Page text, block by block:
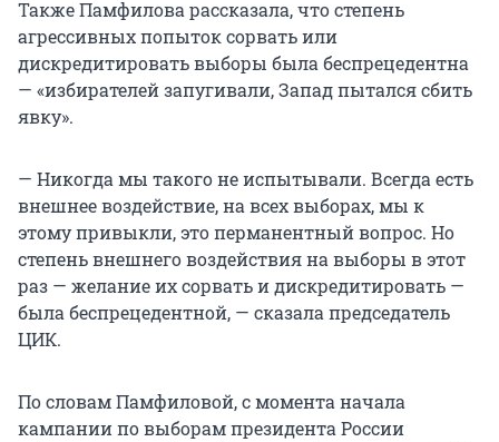
Также Памфилова рассказала, что степень
агрессивных попыток сорвать или
дискредитировать выборы была беспрецедентна
— «избирателей запугивали, Запад пытался сбить
явку».
— Никогда мы такого не испытывали. Всегда есть
внешнее воздействие, на всех выборах, мы к
этому привыкли, это перманентный вопрос. Но
степень внешнего воздействия на выборы в этот
раз — желание их сорвать и дискредитировать —
была беспрецедентной, — сказала председатель
ЦИК.
По словам Памфиловой, с момента начала
кампании по выборам президента России